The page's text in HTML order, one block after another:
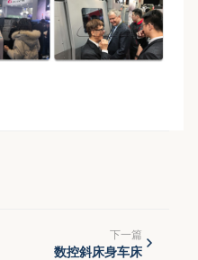
下一篇
数控斜床身车床